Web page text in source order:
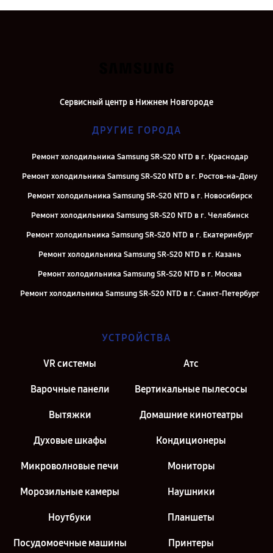
Сервисный центр в Нижнем Новгороде
ДРУГИЕ ГОРОДА
Ремонт холодильника Samsung SR-S20 NTD в г. Краснодар
Ремонт холодильника Samsung SR-S20 NTD в г. Ростов-на-Дону
Ремонт холодильника Samsung SR-S20 NTD в г. Новосибирск
Ремонт холодильника Samsung SR-S20 NTD в г. Челябинск
Ремонт холодильника Samsung SR-S20 NTD в г. Екатеринбург
Ремонт холодильника Samsung SR-S20 NTD в г. Казань
Ремонт холодильника Samsung SR-S20 NTD в г. Москва
Ремонт холодильника Samsung SR-S20 NTD в г. Санкт-Петербург
УСТРОЙСТВА
VR системы Атс
Варочные панели Вертикальные пылесосы
Вытяжки Домашние кинотеатры
Духовые шкафы Кондиционеры
Микроволновые печи Мониторы
Морозильные камеры Наушники
Ноутбуки Планшеты
Посудомоечные машины Принтеры